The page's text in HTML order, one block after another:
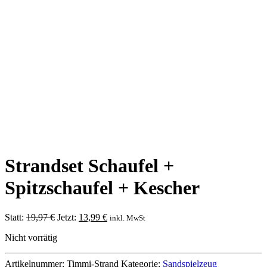
Strandset Schaufel +
Spitzschaufel + Kescher
Statt: 19,97€ Ursprünglicher
war:
Jetzt: 13,99 €Aktueller
inkl. MwSt
Nicht vorrätig
Artikelnummer: Timmi-Strand Kategorie: Sandspielzeug